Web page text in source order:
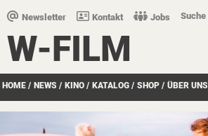
Newsletter Kontakt Jobs Suche
W-FILM
HOME / NEWS / KINO / KATALOG / SHOP / ÜBER UNS